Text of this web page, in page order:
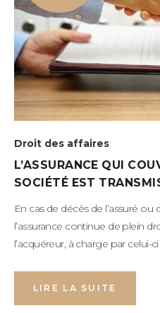
Droit des affaires
L’ASSURANCE QUI
SOCIÉTÉ EST
En cas de décès de l’assuré ou
l’assurance continue de plein
l’acquéreur, à charge par celui-
LIRE LA SUITE